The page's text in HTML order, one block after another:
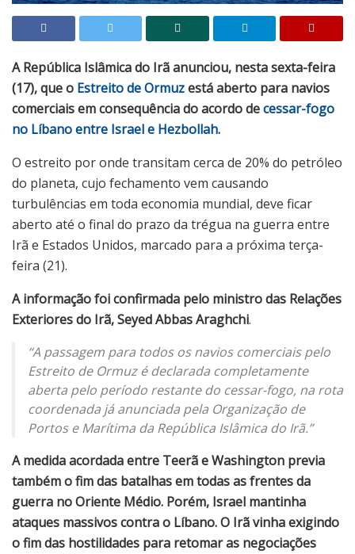
A República Islâmica do Irã anunciou, nesta sexta-feira
(17), que o Estreito de Ormuzestá aberto para navios
comerciais em consequência do acordo decessar-fogo
no Líbano entre Israel e Hezbollah.
O estreito por onde transitam cerca de 20% do petróleo
do planeta, cujo fechamento vem causando
turbulências em toda economia mundial, deve ficar
aberto até o final do prazo da trégua na guerra entre
Irã e Estados Unidos, marcado para a próxima terça-
feira (21).
A informação foi confirmada pelo ministro das Relações
Exteriores do Irã, Seyed Abbas Araghchi.
“A passagem para todos os navios comerciais pelo
Estreito de Ormuz é declarada completamente
aberta pelo período restante do cessar-fogo, na rota
coordenada já anunciada pela Organização de
Portos e Marítima da República Islâmica do Irã.”
A medida acordada entre Teerã e Washington previa
também o fim das batalhas em todas as frentes da
guerra no Oriente Médio. Porém, Israel mantinha
ataques massivos contra o Líbano. O Irã vinha exigindo
o fim das hostilidades para retomar as negociações